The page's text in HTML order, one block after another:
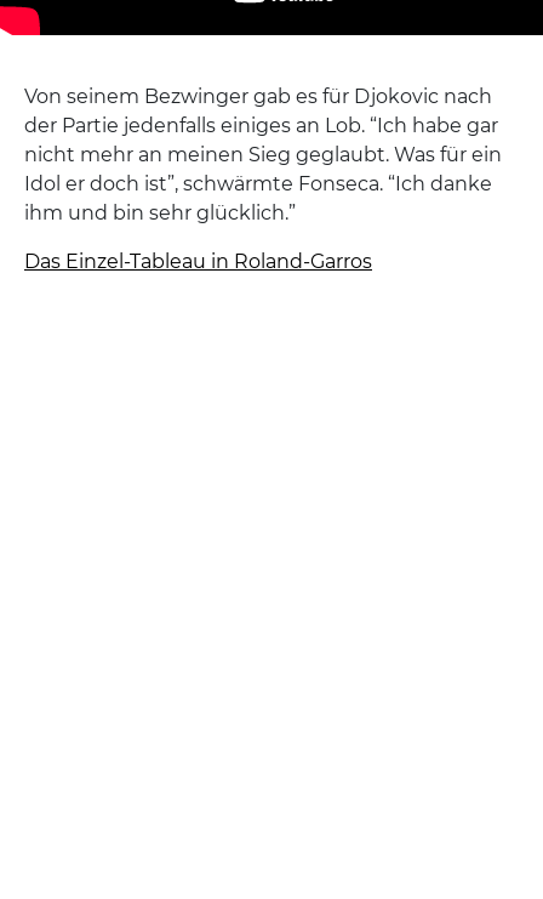
Von seinem Bezwinger gab es für Djokovic nach
der Partie jedenfalls einiges an Lob. “Ich habe gar
nicht mehr an meinen Sieg geglaubt. Was für ein
Idol er doch ist”, schwärmte Fonseca. “Ich danke
ihm und bin sehr glücklich.”
Das Einzel-Tableau in Roland-Garros